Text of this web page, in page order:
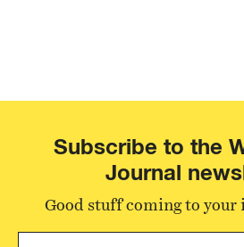
Subscribe to the
Journal
Good stuff coming to your